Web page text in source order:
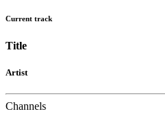
Current track
Title
Artist
Channels